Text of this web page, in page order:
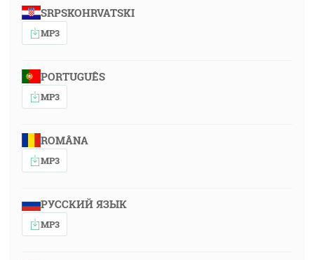
SRPSKOHRVATSKI
MP3
PORTUGUÊS
MP3
ROMÂNA
MP3
РУССКИЙ ЯЗЫК
MP3